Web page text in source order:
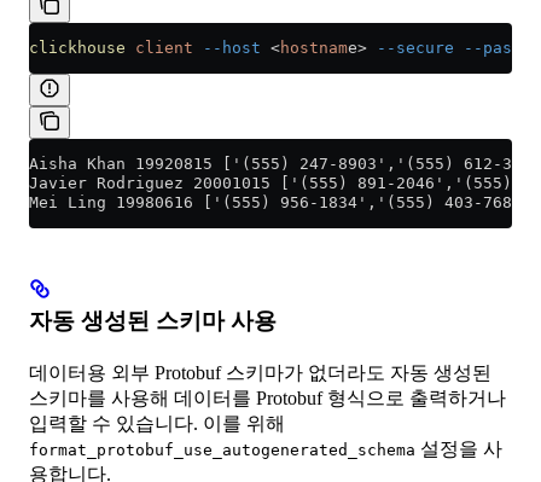
clickhouse client --host <hostname> --secure --
Aisha Khan 19920815 ['(555) 247-8903','(555) 612-
Javier Rodriguez 20001015 ['(555) 891-2046','(555)
Mei Ling 19980616 ['(555) 956-1834','(555) 403-7682']
자동 생성된 스키마 사용
데이터용 외부 Protobuf 스키마가 없더라도 자동 생성된
스키마를 사용해 데이터를 Protobuf 형식으로 출력하거나
입력할 수 있습니다. 이를 위해
format_protobuf_use_autogenerated_schema 설정을 사
용합니다.